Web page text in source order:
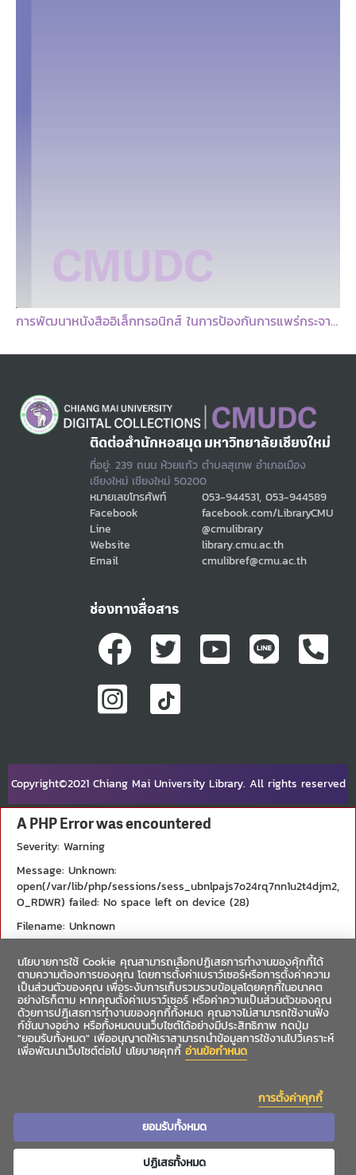
การพัฒนาหนังสืออิเล็กทรอนิกส์ ในการป้องกันการแพร่กระจายเชื้อดื้อยาหลายขนานสำหรับพยาบาลวิชาชีพ
ติดต่อสำนักหอสมุด มหาวิทยาลัยเชียงใหม่
ที่อยู่: 239 ถนน ห้วยแก้ว ตำบลสุเทพ อำเภอเมือง
เชียงใหม่ เชียงใหม่ 50200
หมายเลขโทรศัพท์ 053-944531, 053-944589
Facebook
facebook.com/LibraryCMU
Line
@cmulibrary
Website
library.cmu.ac.th
Email
cmulibref@cmu.ac.th
ช่องทางสื่อสาร
Copyright©2021 Chiang Mai University Library. All rights reserved
A PHP Error was encountered
Severity: Warning
Message: Unknown:
open(/var/lib/php/sessions/sess_ubnlpajs7o24rq7nn1u2t4djm2,
O_RDWR) failed: No space left on device (28)
Filename: Unknown
Backtrace:
A PHP Error was encountered
Severity: Warning
Message: Unknown: Failed to write session data (files). Please
Filename: Unknown
Line Number: 0
นโยบายการใช้ Cookie คุณสามารถเลือกปฏิเสธการทำงานของคุ้กกี้ได้
ตามความต้องการของคุณ โดยการตั้งค่าเบราว์เซอร์หรือการตั้งค่าความ
เป็นส่วนตัวของคุณ เพื่อระงับการเก็บรวมรวบข้อมูลโดยคุกกี้ในอนาคต
อย่างไรก็ตาม หากคุณตั้งค่าเบราว์เซอร์ หรือค่าความเป็นส่วนตัวของคุณ
ด้วยการปฎิเสธการทำงานของคุกกี้ทั้งหมด คุณอาจไม่สามารถใช้งานฟัง
ก์ชั่นบางอย่าง หรือทั้งหมดบนเว็บไซต์ได้อย่างมีประสิทธิภาพ กดปุ่ม
"ยอมรับทั้งหมด" เพื่ออนุญาตให้เราสามารถนำข้อมูลการใช้งานไปวิเคราะห์
เพื่อพัฒนาเว็บไซต์ต่อไป นโยบายคุกกี้อ่านข้อกำหนด
การตั้งค่าคุกกี้
ยอมรับทั้งหมด
ปฏิเสธทั้งหมด